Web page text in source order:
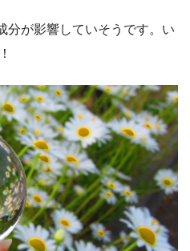
分が影響していそうです。い